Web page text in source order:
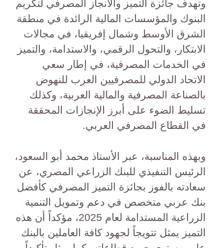
وتهدف جائزة التميز والانجاز المصرفي لتكريم
البنوك والمؤسسات المالية الرائدة في منطقة
الشرق الأوسط وشمال إفريقيا، في مجالات
الابتكار، والتحول الرقمي، والاستدامة، والتميز
في الخدمات المصرفية، في إطار سعي
الاتحاد الدولي للمصرفيين العرب للنهوض
بالصناعة المصرفية والمالية العربية، وكذلك
تسليط الضوء على أبرز الإنجازات المحققة
في القطاع المصرفي العربي.
وبهذه المناسبة، عبر الأستاذ محمد أبو السعود،
الرئيس التنفيذي للبنك الزراعي المصري، عن
سعادته بالفوز بجائزة التميز المصرفي كأفضل
بنك عربي متخصص في دعم وتمويل التنمية
الزراعية المستدامة لعام 2025، مؤكداً أن هذه
التميز يمثل تتويجاً لجهود كافة العاملين بالبنك